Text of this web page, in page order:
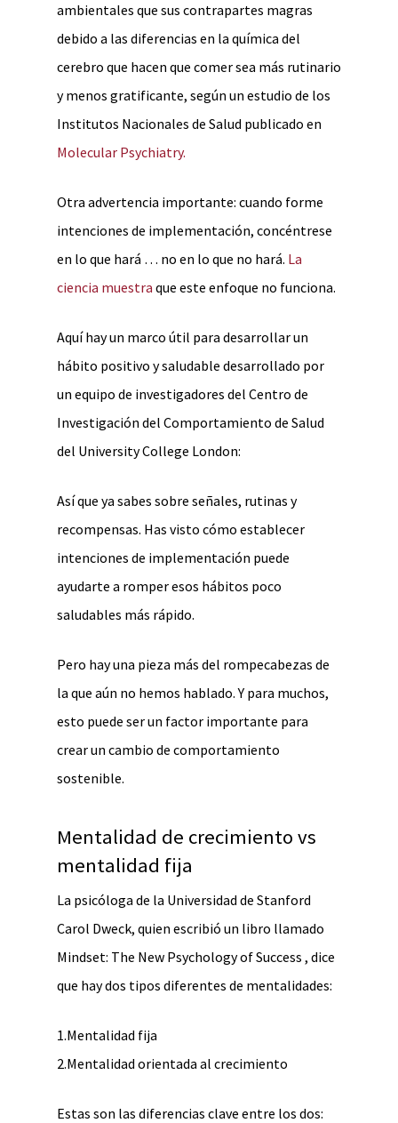
ambientales que sus contrapartes magras
debido a las diferencias en la química del
cerebro que hacen que comer sea más rutinario
y menos gratificante, según un estudio de los
Institutos Nacionales de Salud publicado en
Molecular Psychiatry.
Otra advertencia importante: cuando forme
intenciones de implementación, concéntrese
en lo que hará … no en lo que no hará. La
ciencia muestra que este enfoque no funciona.
Aquí hay un marco útil para desarrollar un
hábito positivo y saludable desarrollado por
un equipo de investigadores del Centro de
Investigación del Comportamiento de Salud
del University College London:
Así que ya sabes sobre señales, rutinas y
recompensas. Has visto cómo establecer
intenciones de implementación puede
ayudarte a romper esos hábitos poco
saludables más rápido.
Pero hay una pieza más del rompecabezas de
la que aún no hemos hablado. Y para muchos,
esto puede ser un factor importante para
crear un cambio de comportamiento
sostenible.
Mentalidad de crecimiento vs
mentalidad fija
La psicóloga de la Universidad de Stanford
Carol Dweck, quien escribió un libro llamado
Mindset: The New Psychology of Success , dice
que hay dos tipos diferentes de mentalidades:
1.Mentalidad fija
2.Mentalidad orientada al crecimiento
Estas son las diferencias clave entre los dos: